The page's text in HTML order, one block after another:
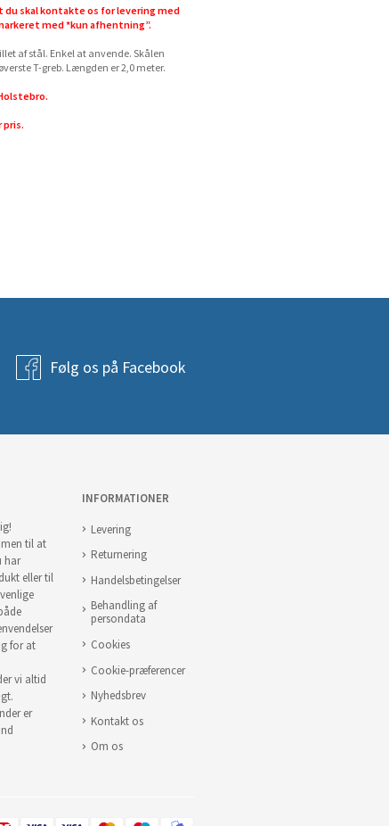
skal kontakte os for levering med
med *kun afhentning”.
af stål. Enkel at anvende. Skålen
T-greb. Længden er 2,0 meter.
pris.
Følg os på Facebook
til at
har
eller til
for at
vi altid
er
INFORMATIONER
Levering
Returnering
Handelsbetingelser
Behandling af
persondata
Cookies
Cookie-præferencer
Nyhedsbrev
Kontakt os
Om os